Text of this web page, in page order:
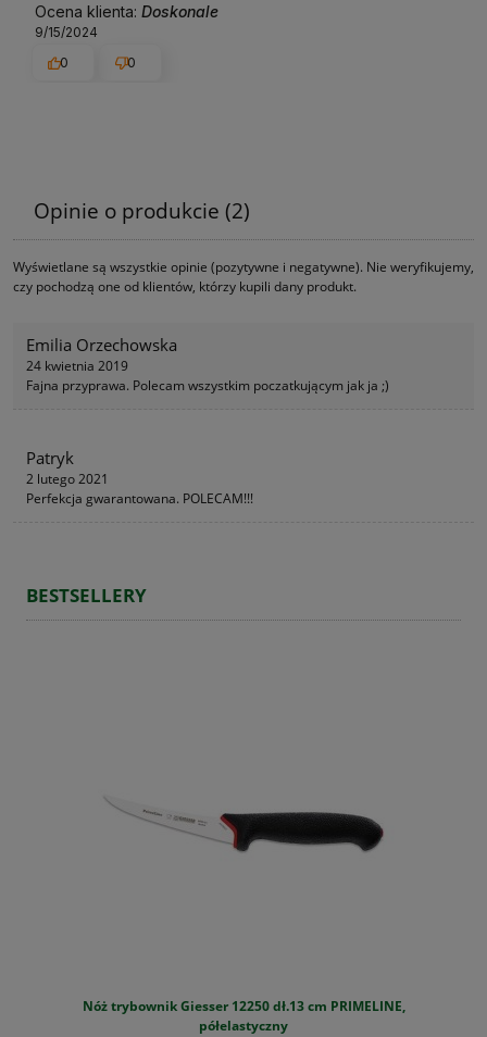
Ocena klienta: Doskonale
9/15/2024
0
0
Opinie o produkcie (2)
Wyświetlane są wszystkie opinie (pozytywne i negatywne). Nie weryfikujemy,
czy pochodzą one od klientów, którzy kupili dany produkt.
Emilia Orzechowska
24 kwietnia 2019
Fajna przyprawa. Polecam wszystkim poczatkującym jak ja ;)
Patryk
2 lutego 2021
Perfekcja gwarantowana. POLECAM!!!
BESTSELLERY
Nóż trybownik Giesser 12250 dł.13 cm PRIMELINE,
półelastyczny